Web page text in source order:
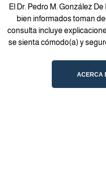
El Dr. Pedro M. González
bien informados toman
consulta incluye
se sienta cómodo(a) y
ACERCA